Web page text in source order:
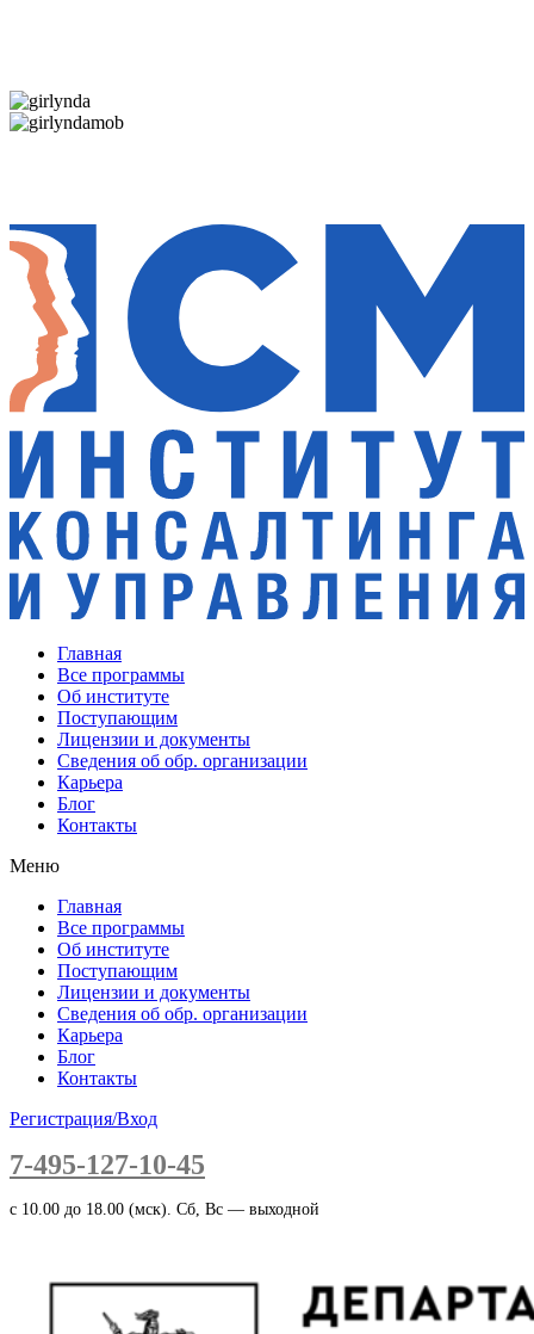
Главная
Все программы
Об институте
Поступающим
Лицензии и документы
Сведения об обр. организации
Карьера
Блог
Контакты
Меню
Главная
Все программы
Об институте
Поступающим
Лицензии и документы
Сведения об обр. организации
Карьера
Блог
Контакты
Регистрация/Вход
7-495-127-10-45
c 10.00 до 18.00 (мск). Сб, Вс — выходной